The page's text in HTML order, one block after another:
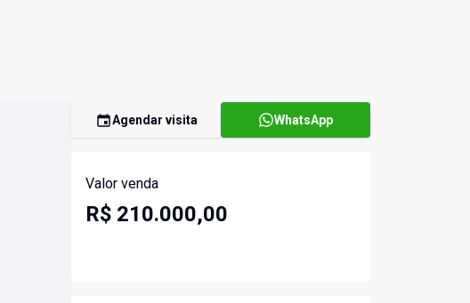
Agendar visita WhatsApp
Valor venda
R$ 210.000,00